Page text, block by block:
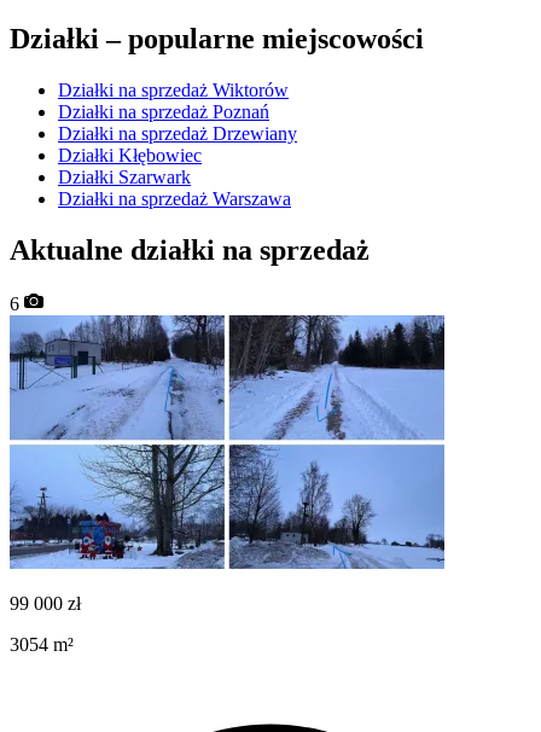
Działki –popularne miejscowości
Działki na sprzedaż Wiktorów
Działki na sprzedaż Poznań
Działki na sprzedaż Drzewiany
Działki Kłębowiec
Działki Szarwark
Działki na sprzedaż Warszawa
Aktualne działki na sprzedaż
6
99 000 zł
3054 m²